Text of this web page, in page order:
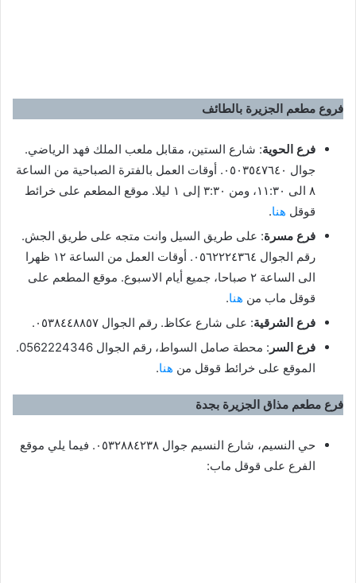
فروع مطعم الجزيرة بالطائف
فرع الحوية: شارع الستين، مقابل ملعب الملك فهد الرياضي.
جوال ٠٥٠٣٥٤٧٦٤٠. أوقات العمل بالفترة الصباحية من الساعة
٨ الى ١١:٣٠، ومن ٣:٣٠ إلى ١ ليلا. موقع المطعم على خرائط
قوقل هنا.
فرع مسرة: على طريق السيل وانت متجه على طريق الجش.
رقم الجوال ٠٥٦٢٢٢٤٣٦٤. أوقات العمل من الساعة ١٢ ظهرا
الى الساعة ٢ صباحا، جميع أيام الاسبوع. موقع المطعم على
قوقل ماب من هنا.
فرع الشرقية: على شارع عكاظ. رقم الجوال ٠٥٣٨٤٤٨٨٥٧.
فرع السر
: محطة صامل السواط، رقم الجوال 0562224346.
الموقع على خرائط قوقل من هنا.
فرع مطعم مذاق الجزيرة بجدة
حي النسيم، شارع النسيم جوال ٠٥٣٢٨٨٤٢٣٨. فيما يلي موقع
الفرع على قوقل ماب: